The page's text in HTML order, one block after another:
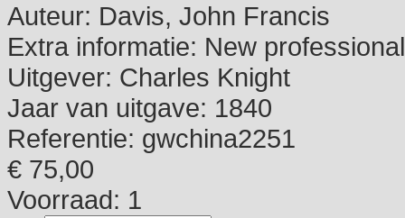
Auteur: Davis, John Francis
Extra informatie: New
Uitgever: Charles Knight
Jaar van uitgave: 1840
Referentie: gwchina2251
€ 75,00
Voorraad: 1